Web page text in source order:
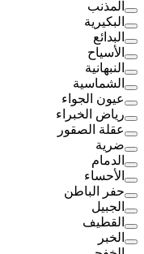
المذنب
البكيرية
البدائع
الأسياح
النبهانية
الشماسية
عيون الجواء
رياض الخبراء
عقلة الصقور
ضرية
الدمام
الأحساء
حفر الباطن
الجبيل
القطيف
الخبر